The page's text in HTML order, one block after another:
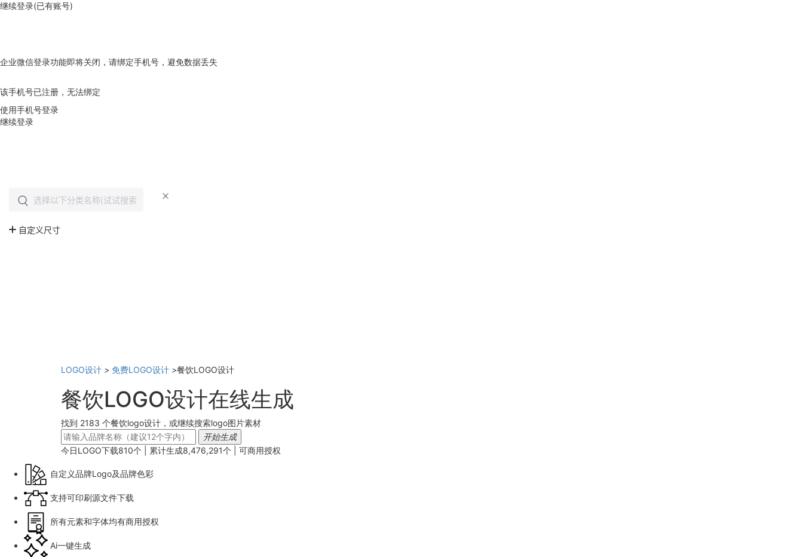
继续登录(已有账号)
企业微信登录功能即将关闭，请绑定手机号，避免数据丢失
该手机号已注册，无法绑定
使用手机号登录
继续登录
LOGO设计 > 免费LOGO设计 >餐饮LOGO设计
餐饮LOGO设计在线生成
找到 2183 个餐饮logo设计，或继续搜索logo图片素材
开始生成
今日LOGO下载810个 | 累计生成8,476,291个 | 可商用授权
自定义品牌Logo及品牌色彩
支持可印刷源文件下载
所有元素和字体均有商用授权
Ai一键生成